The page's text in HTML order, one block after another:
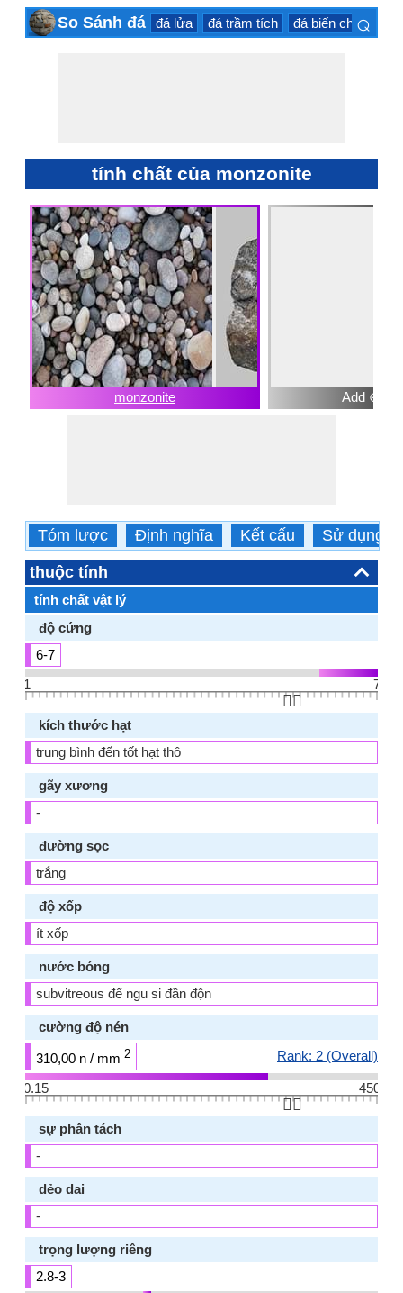
So Sánh đá đá lửa đá trầm tích đá biến chất⌕
tính chất của monzonite
monzonite Add ⊕
Tóm lược Định nghĩa Kết cấu Sử dụng
thuộc tính
tính chất vật lý
độ cứng
6-7
1
7
👆🏻
kích thước hạt
trung bình đến tốt hạt thô
gãy xương
-
đường sọc
trắng
độ xốp
ít xốp
nước bóng
subvitreous để ngu si đần độn
cường độ nén
310,00 n / mm 2 Rank: 2 (Overall)
0.15 450
👆🏻
sự phân tách
-
dẻo dai
-
trọng lượng riêng
2.8-3